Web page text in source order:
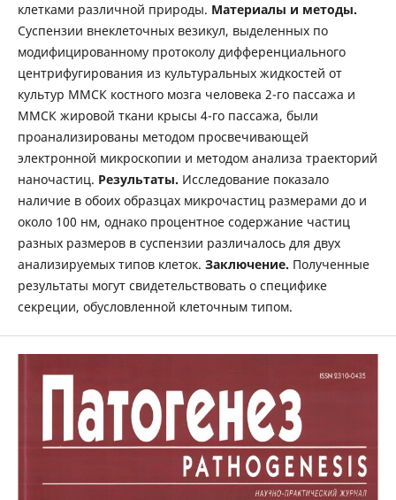
клетками различной природы. Материалы и методы.
Суспензии внеклеточных везикул, выделенных по
модифицированному протоколу дифференциального
центрифугирования из культуральных жидкостей от
культур ММСК костного мозга человека 2-го пассажа и
ММСК жировой ткани крысы 4-го пассажа, были
проанализированы методом просвечивающей
электронной микроскопии и методом анализа траекторий
наночастиц. Результаты. Исследование показало
наличие в обоих образцах микрочастиц размерами до и
около 100 нм, однако процентное содержание частиц
разных размеров в суспензии различалось для двух
анализируемых типов клеток. Заключение. Полученные
результаты могут свидетельствовать о специфике
секреции, обусловленной клеточным типом.